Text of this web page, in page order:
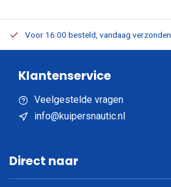
Voor 16:00 besteld, vandaag verzonden
Klantenservice
Veelgestelde vragen
info@kuipersnautic.nl
Direct naar